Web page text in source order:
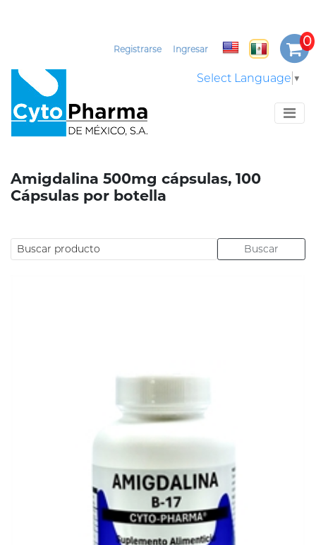
Registrarse Ingresar
Select Language ▼
Amigdalina 500mg cápsulas, 100
Cápsulas por botella